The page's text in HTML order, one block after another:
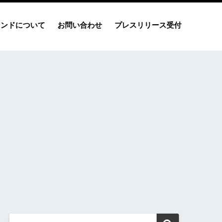
ドについて お問い合わせ プレスリリース受付